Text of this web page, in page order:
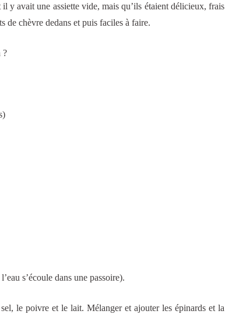
y avait une assiette vide, mais qu’ils étaient délicieux, frais
de chèvre dedans et puis faciles à faire.
?
s’écoule dans une passoire).
le poivre et le lait. Mélanger et ajouter les épinards et la